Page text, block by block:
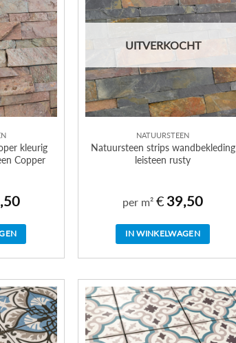
kleurig
Copper
UITVERKOCHT
NATUURSTEEN
Natuursteen strips wandbekleding
leisteen rusty
per m²€ 39,50
IN WINKELWAGEN